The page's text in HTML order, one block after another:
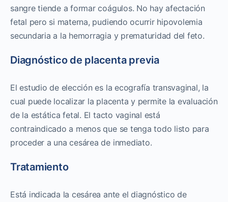
sangre tiende a formar coágulos. No hay afectación
fetal pero si materna, pudiendo ocurrir hipovolemia
secundaria a la hemorragia y prematuridad del feto.
Diagnóstico de placenta previa
El estudio de elección es la ecografía transvaginal, la
cual puede localizar la placenta y permite la evaluación
de la estática fetal. El tacto vaginal está
contraindicado a menos que se tenga todo listo para
proceder a una cesárea de inmediato.
Tratamiento
Está indicada la cesárea ante el diagnóstico de